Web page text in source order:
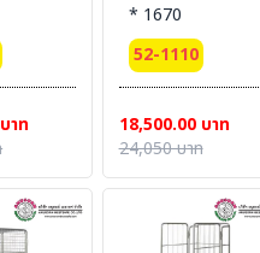
าท
* 1670
52-1110
18,500.00 บาท
24,050 บาท